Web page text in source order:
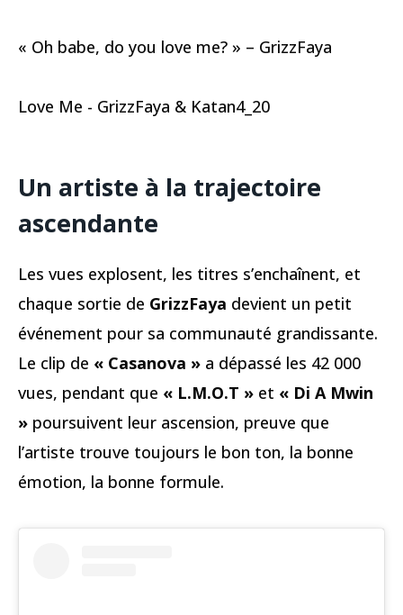
« Oh babe, do you love me? » – GrizzFaya
Love Me - GrizzFaya & Katan4_20
Un artiste à la trajectoire
ascendante
Les vues explosent, les titres s’enchaînent, et
chaque sortie de GrizzFaya devient un petit
événement pour sa communauté grandissante.
Le clip de « Casanova » a dépassé les 42 000
vues, pendant que « L.M.O.T » et « Di A Mwin
» poursuivent leur ascension, preuve que
l’artiste trouve toujours le bon ton, la bonne
émotion, la bonne formule.